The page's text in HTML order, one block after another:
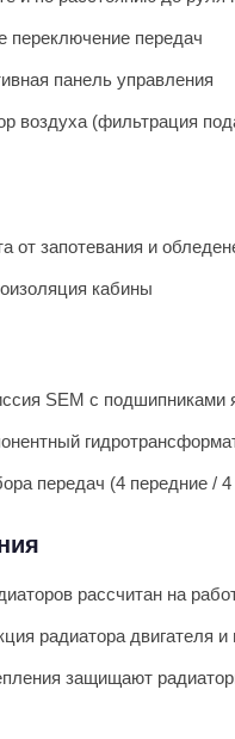
переключение передач
панель управления
воздуха (фильтрация
от запотевания и
кабины
SEM с подшипниками
передач (4 передние /
рассчитан на
радиатора двигателя
защищают